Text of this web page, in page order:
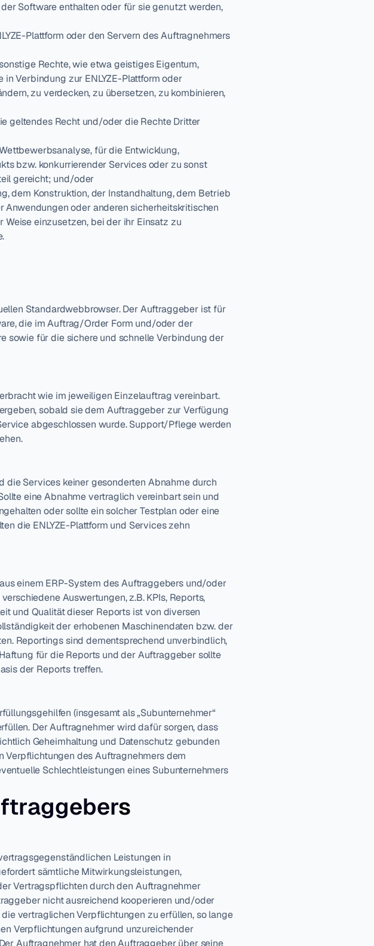
Software enthalten oder für sie genutzt werden,
Plattform oder den Servern des Auftragnehmers
Rechte, wie etwa geistiges Eigentum,
Verbindung zur ENLYZE-Plattform oder
zu verdecken, zu übersetzen, zu kombinieren,
geltendes Recht und/oder die Rechte Dritter
für die Entwicklung,
bzw. konkurrierender Services oder zu sonst
gereicht; und/oder
dem Konstruktion, der Instandhaltung, dem Betrieb
oder anderen sicherheitskritischen
Weise einzusetzen, bei der ihr Einsatz zu
Standardwebbrowser. Der Auftraggeber ist für
die im Auftrag/Order Form und/oder der
sowie für die sichere und schnelle Verbindung der
wie im jeweiligen Einzelauftrag vereinbart.
sobald sie dem Auftraggeber zur Verfügung
abgeschlossen wurde. Support/Pflege werden
die Services keiner gesonderten Abnahme durch
eine Abnahme vertraglich vereinbart sein und
oder sollte ein solcher Testplan oder eine
die ENLYZE-Plattform und Services zehn
einem ERP-System des Auftraggebers und/oder
Auswertungen, z.B. KPIs, Reports,
und Qualität dieser Reports ist von diversen
der erhobenen Maschinendaten bzw. der
Reportings sind dementsprechend unverbindlich,
für die Reports und der Auftraggeber sollte
der Reports treffen.
(insgesamt als „Subunternehmer“
Der Auftragnehmer wird dafür sorgen, dass
Geheimhaltung und Datenschutz gebunden
Verpflichtungen des Auftragnehmers dem
Schlechtleistungen eines Subunternehmers
s
Leistungen in
sämtliche Mitwirkungsleistungen,
Vertragspflichten durch den Auftragnehmer
nicht ausreichend kooperieren und/oder
vertraglichen Verpflichtungen zu erfüllen, so lange
Verpflichtungen aufgrund unzureichender
Auftragnehmer hat den Auftraggeber über seine